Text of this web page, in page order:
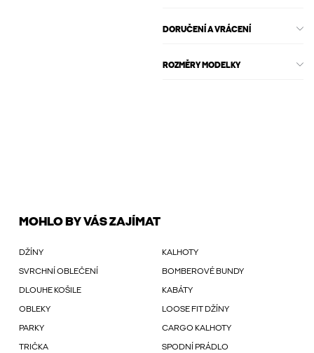
DORUČENÍ A VRÁCENÍ
ROZMĚRY MODELKY
MOHLO BY VÁS ZAJÍMAT
DŽÍNY KALHOTY
SVRCHNÍ OBLEČENÍ BOMBEROVÉ BUNDY
DLOUHE KOŠILE KABÁTY
OBLEKY LOOSE FIT DŽÍNY
PARKY CARGO KALHOTY
TRIČKA SPODNÍ PRÁDLO